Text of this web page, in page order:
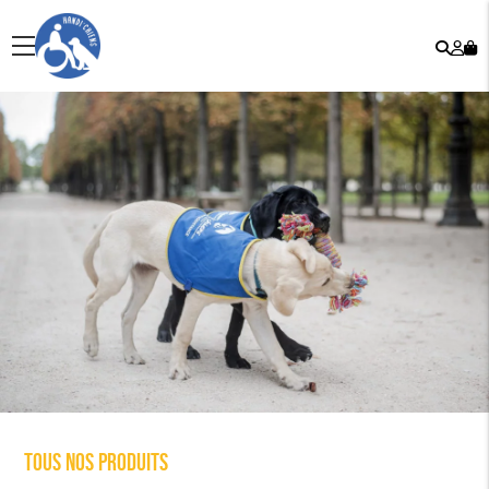
menu
Tous nos produits